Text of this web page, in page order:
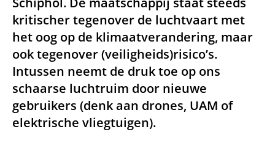
kritischer tegenover de luchtvaart met
het oog op de klimaatverandering, maar
ook tegenover (veiligheids)risico’s.
Intussen neemt de druk toe op ons
schaarse luchtruim door nieuwe
gebruikers (denk aan drones, UAM of
elektrische vliegtuigen).